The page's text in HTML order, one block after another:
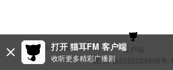
建议与反馈 客户端
冀ICP备2022025898号-1
打开 猫耳FM 客户端
收听更多精彩广播剧